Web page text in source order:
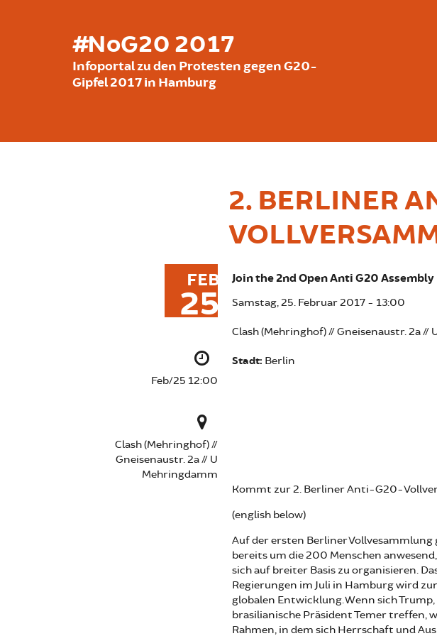
#NoG20 2017
Infoportal zu den Protesten gegen G20-
Gipfel 2017 in Hamburg
2. BERLINER
FEB
25
Feb/25 12:00
Clash (Mehringhof) //
Gneisenaustr. 2a // U
Mehringdamm
Join the 2nd Open Anti G20
Samstag, 25. Februar 2017 - 13:00
Clash (Mehringhof) // Gneisenaustr. 2a //
Stadt: Berlin
Kommt zur 2. Berliner Anti-G20-
(english below)
Auf der ersten Berliner Vollvesammlung
bereits um die 200 Menschen
sich auf breiter Basis zu organisieren.
Regierungen im Juli in Hamburg wird
globalen Entwicklung. Wenn sich
brasilianische Präsident Temer treffen,
Rahmen, in dem sich Herrschaft und